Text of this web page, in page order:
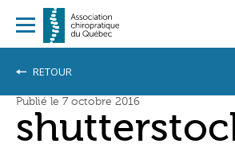
RETOUR
Publié le 7 octobre 2016